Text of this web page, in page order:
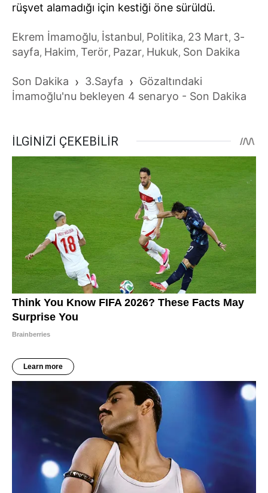
rüşvet alamadığı için kestiği öne sürüldü.
Ekrem İmamoğlu, İstanbul, Politika, 23 Mart, 3-
sayfa, Hakim, Terör, Pazar, Hukuk, Son Dakika
Son Dakika › 3.Sayfa › Gözaltındaki
İmamoğlu'nu bekleyen 4 senaryo - Son Dakika